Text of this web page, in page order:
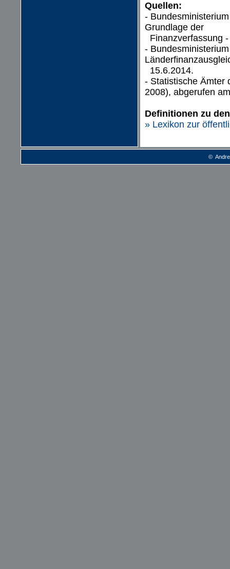
Quellen:
-
Grundlage der
Finanzverfassung
-
15.6.2014.
- Statistische Ämter
2008), abgerufen
Definitionen zu
» Lexikon zur
©